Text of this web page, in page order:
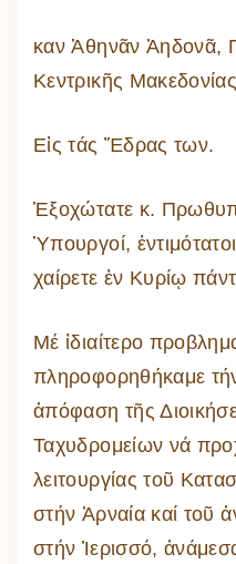
καν Ἀθηνᾶν Ἀηδονᾶ,
Κεντρικῆς
Εἰς τάς Ἕδρας των.
Ἐξοχώτατε κ.
Ὑπουργοί,
χαίρετε ἐν Κυρίῳ
Μέ ἰδιαίτερο
πληροφορηθήκαμε
ἀπόφαση τῆς
Ταχυδρομείων νά
λειτουργίας τοῦ
στήν Ἀρναία καί τοῦ
στήν Ἱερισσό,